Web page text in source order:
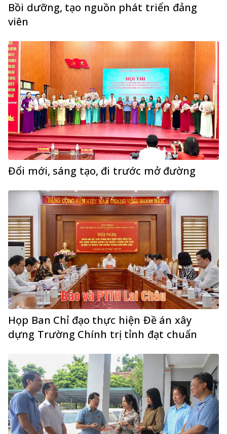
Bồi dưỡng, tạo nguồn phát triển đảng
viên
Đổi mới, sáng tạo, đi trước mở đường
Họp Ban Chỉ đạo thực hiện Đề án xây
dựng Trường Chính trị tỉnh đạt chuẩn